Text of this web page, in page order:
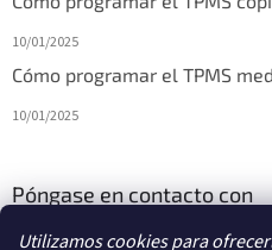
Utilizamos cookies para
10/01/2025
Cómo programar el TPMS
10/01/2025
Póngase en contacto con
info@diagstore.es